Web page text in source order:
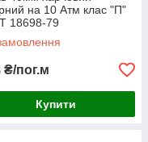
на 10 Атм клас "П"
18698-79
₴/пог.м
Купити